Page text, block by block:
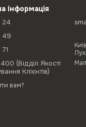
інформація
24
49
(Відділ Якості
Клієнтів)
вам?